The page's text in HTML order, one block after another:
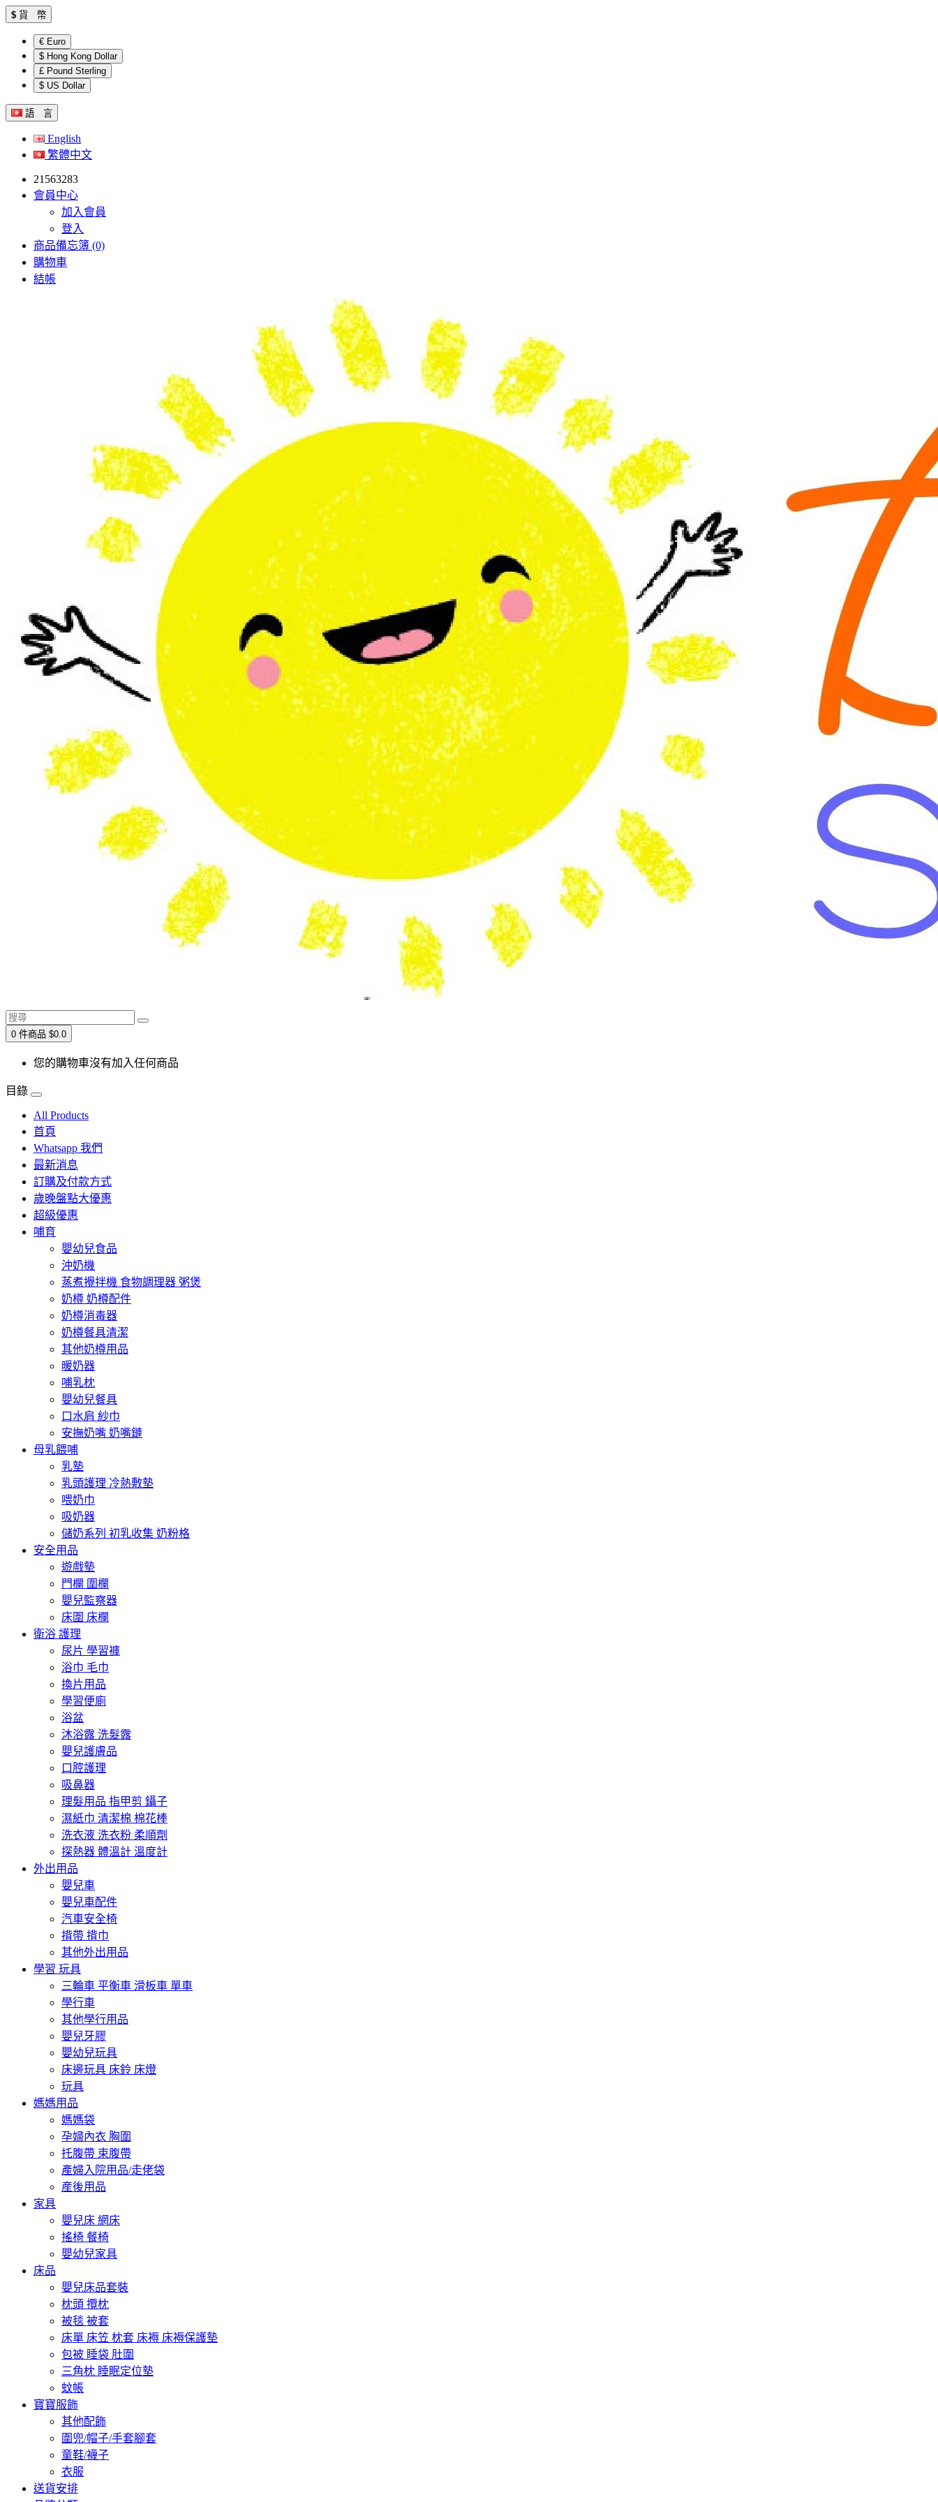
$ 貨 幣
€ Euro
$ Hong Kong Dollar
£ Pound Sterling
$ US Dollar
語 言
English
繁體中文
21563283
會員中心
加入會員
登入
商品備忘簿 (0)
購物車
結帳
0 件商品 $0.0
您的購物車沒有加入任何商品
目錄
All Products
首頁
Whatsapp 我們
最新消息
訂購及付款方式
歲晚盤點大優惠
超級優惠
哺育
嬰幼兒食品
沖奶機
蒸煮攪拌機 食物調理器 粥煲
奶樽 奶樽配件
奶樽消毒器
奶樽餐具清潔
其他奶樽用品
暖奶器
哺乳枕
嬰幼兒餐具
口水肩 紗巾
安撫奶嘴 奶嘴鏈
母乳餵哺
乳墊
乳頭護理 冷熱敷墊
喂奶巾
吸奶器
儲奶系列 初乳收集 奶粉格
安全用品
遊戲墊
門欄 圍欄
嬰兒監察器
床圍 床欄
衛浴 護理
尿片 學習褲
浴巾 毛巾
換片用品
學習便廁
浴盆
沐浴露 洗髮露
嬰兒護膚品
口腔護理
吸鼻器
理髮用品 指甲剪 鑷子
濕紙巾 清潔棉 棉花棒
洗衣液 洗衣粉 柔順劑
探熱器 體溫計 溫度計
外出用品
嬰兒車
嬰兒車配件
汽車安全椅
揹帶 揹巾
其他外出用品
學習 玩具
三輪車 平衡車 滑板車 單車
學行車
其他學行用品
嬰兒牙膠
嬰幼兒玩具
床邊玩具 床鈴 床燈
玩具
媽媽用品
媽媽袋
孕婦內衣 胸圍
托腹帶 束腹帶
產婦入院用品/走佬袋
産後用品
家具
嬰兒床 網床
搖椅 餐椅
嬰幼兒家具
床品
嬰兒床品套裝
枕頭 攬枕
被毯 被套
床單 床笠 枕套 床褥 床褥保護墊
包被 睡袋 肚圍
三角枕 睡眠定位墊
蚊帳
寶寶服飾
其他配飾
圍兜/帽子/手套腳套
童鞋/襪子
衣服
送貨安排